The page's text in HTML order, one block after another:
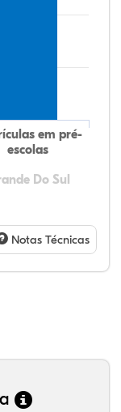
Do Sul
em pré-
escolas
Notas Técnicas